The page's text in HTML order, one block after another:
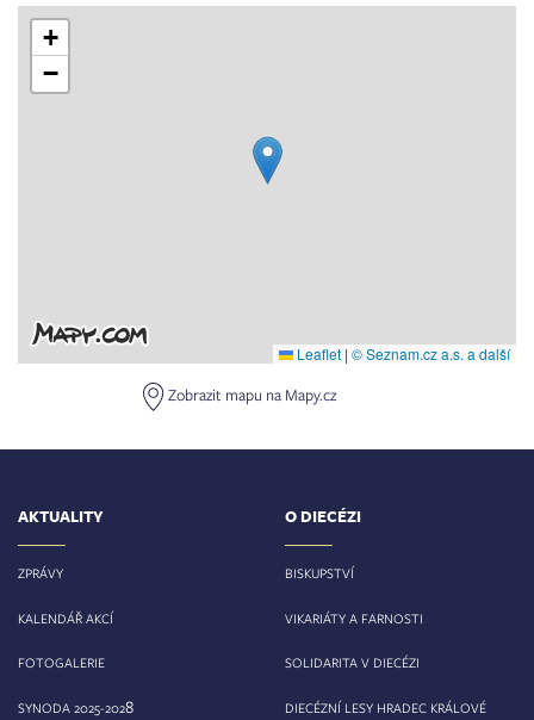
+
−
Leaflet | © Seznam.cz a.s. a další
Zobrazit mapu na Mapy.cz
AKTUALITY
ZPRÁVY
KALENDÁŘ AKCÍ
FOTOGALERIE
SYNODA 2025-2028
O DIECÉZI
BISKUPSTVÍ
VIKARIÁTY A FARNOSTI
SOLIDARITA V DIECÉZI
DIECÉZNÍ LESY HRADEC KRÁLOVÉ